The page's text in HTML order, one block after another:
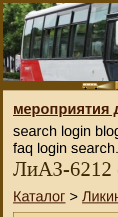
мероприятия
search login
faq login search.
ЛиАЗ-6212
Каталог >